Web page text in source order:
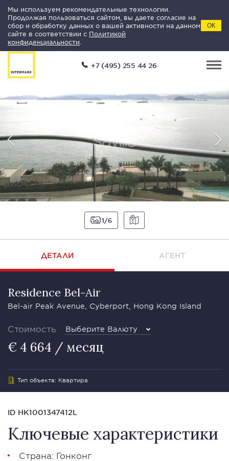
Мы используем рекомендательные технологии.
Продолжая пользоваться сайтом, вы даете согласие на
сбор и обработку данных о вашей активности на данном
сайте в соответствии с Политикой
конфиденциальности
ОК
+7 (495) 255 44 26
1 6
ДЕТАЛИ АГЕНТ
Residence Bel-Air
Bel-air Peak Avenue, Cyberport, Hong Kong Island
Стоимость Выберите Валюту
€ 4 664 / месяц
Тип объекта: Квартира
ID HK1001347412L
Ключевые характеристики
Страна: Гонконг